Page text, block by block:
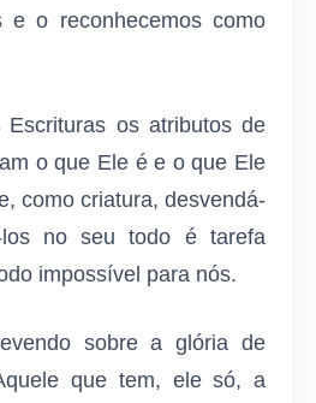
e o reconhecemos como
Escrituras os atributos de
o que Ele é e o que Ele
como criatura, desvendá-
los no seu todo é tarefa
impossível para nós.
sobre a glória de
que tem, ele só, a